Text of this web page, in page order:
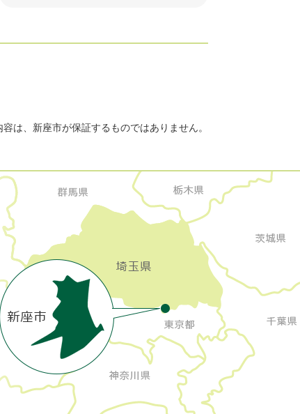
容は、新座市が保証するものではありません。